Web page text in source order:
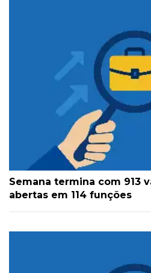
Semana termina com 913
abertas em 114 funções